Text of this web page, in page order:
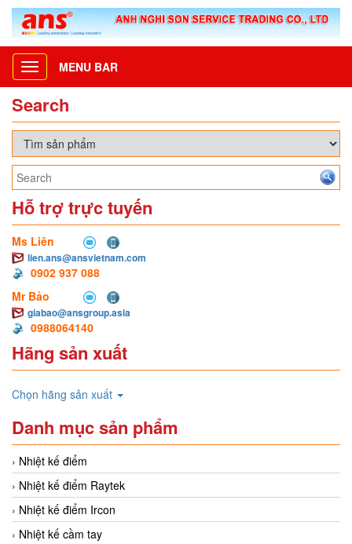
Toggle
navigation
MENU BAR
Search
Hỗ trợ trực tuyến
Ms Liên
lien.ans@ansvietnam.com
0902 937 088
Mr Bảo
giabao@ansgroup.asia
0988064140
Hãng sản xuất
Chọn hãng sản xuất
Danh mục sản phẩm
Nhiệt kế điểm
Nhiệt kế điểm Raytek
Nhiệt kế điểm Ircon
Nhiệt kế cầm tay